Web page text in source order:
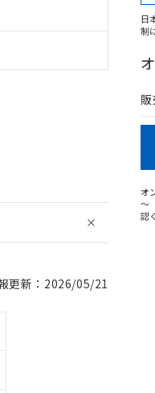
更新：2026/05/21
日
制
販
オ
～
認